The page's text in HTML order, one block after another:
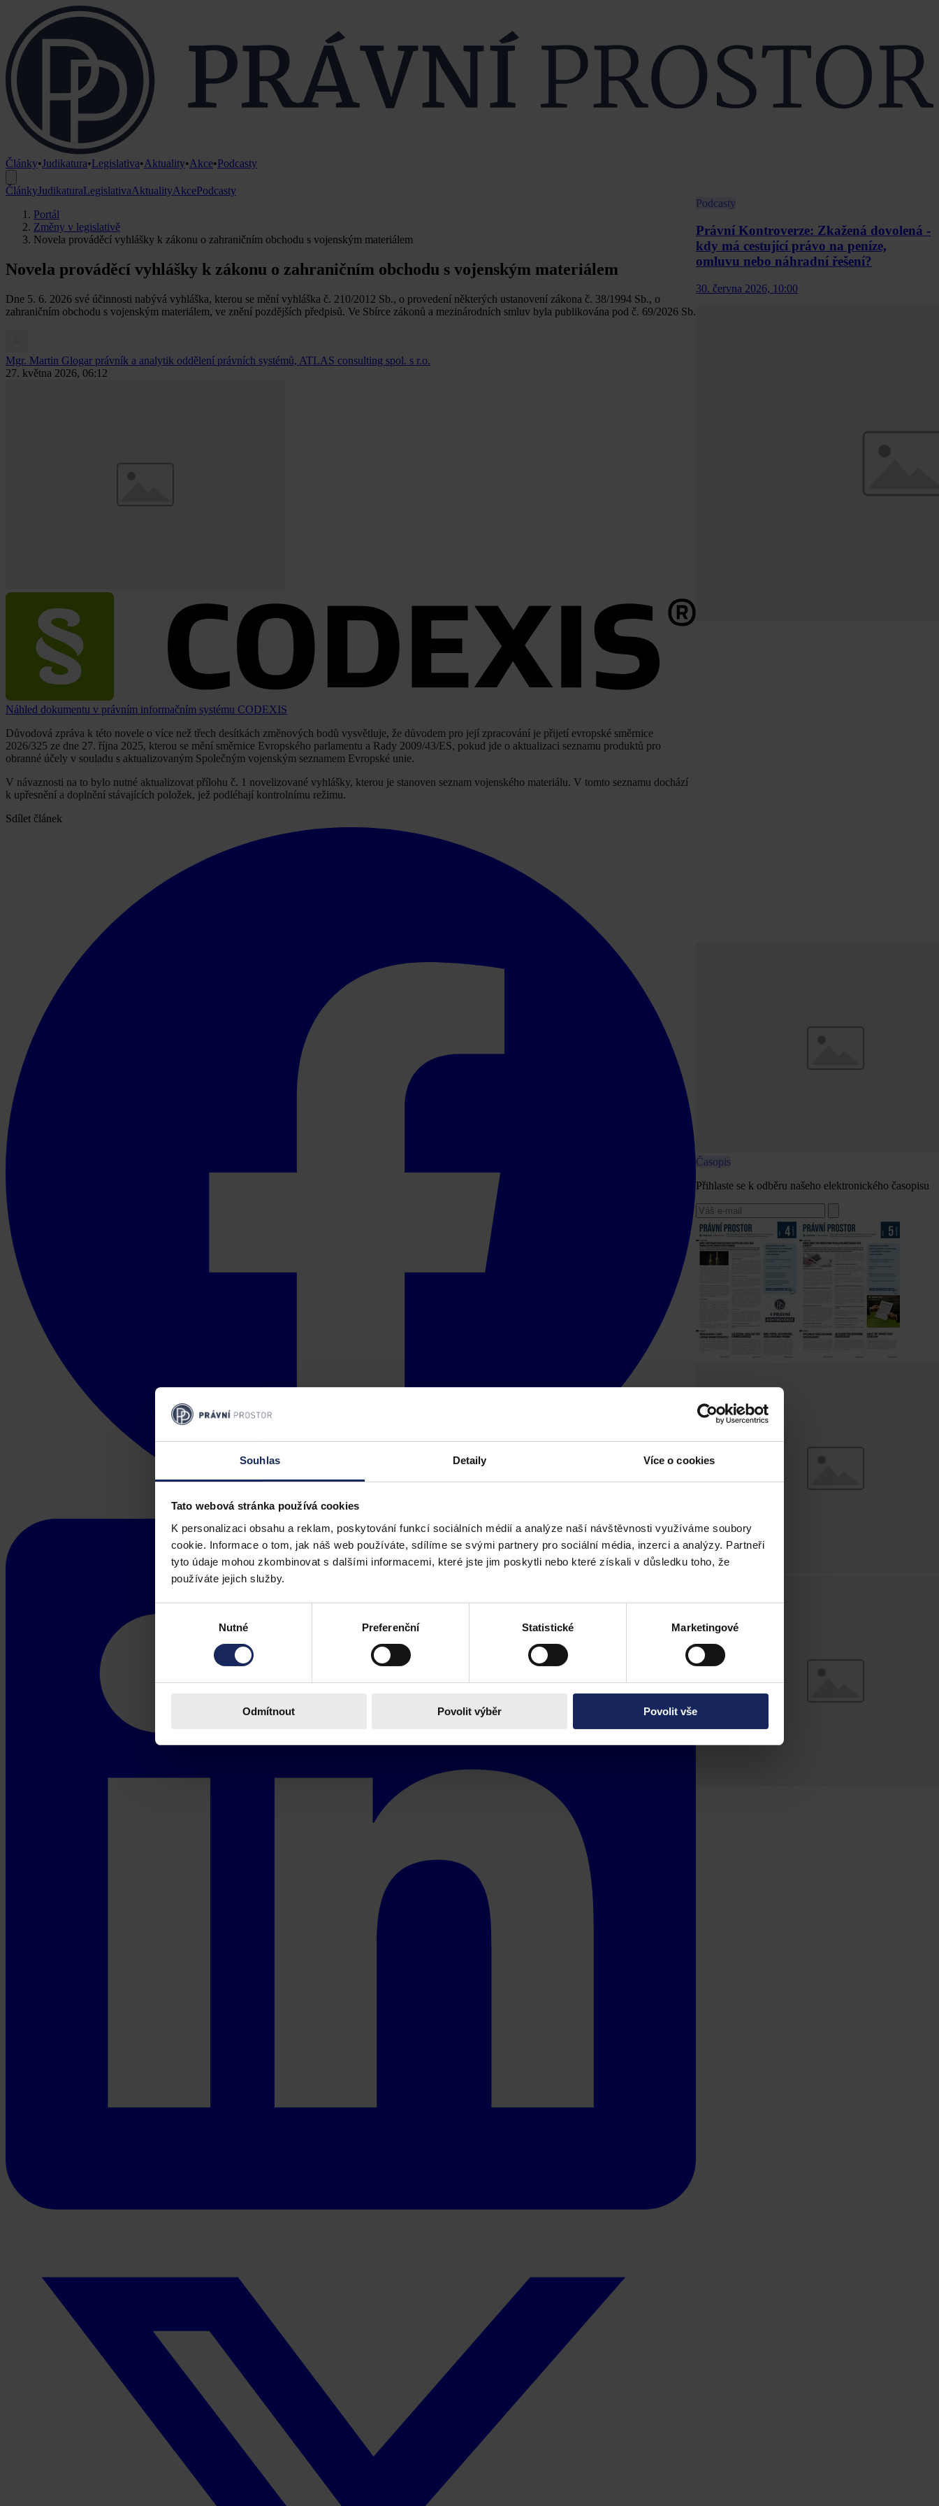
Souhlas Detaily Více o cookies
Tato webová stránka používá cookies
K personalizaci obsahu a reklam, poskytování funkcí sociálních médií a analýze naší návštěvnosti využíváme soubory
cookie. Informace o tom, jak náš web používáte, sdílíme se svými partnery pro sociální média, inzerci a analýzy. Partneři
tyto údaje mohou zkombinovat s dalšími informacemi, které jste jim poskytli nebo které získali v důsledku toho, že
používáte jejich služby.
Nutné Preferenční Statistické Marketingové
Odmítnout Povolit výběr Povolit vše
Články•Judikatura•Legislativa•Aktuality•Akce•Podcasty
ČlánkyJudikaturaLegislativaAktualityAkcePodcasty
Portál
Změny v legislativě
Novela prováděcí vyhlášky k zákonu o zahraničním obchodu s vojenským materiálem
Novela prováděcí vyhlášky k zákonu o zahraničním obchodu s vojenským materiálem
Dne 5. 6. 2026 své účinnosti nabývá vyhláška, kterou se mění vyhláška č. 210/2012 Sb., o provedení některých ustanovení zákona č. 38/1994 Sb., o
zahraničním obchodu s vojenským materiálem, ve znění pozdějších předpisů. Ve Sbírce zákonů a mezinárodních smluv byla publikována pod č. 69/2026 Sb.
Mgr. Martin Glogar právník a analytik oddělení právních systémů, ATLAS consulting spol. s r.o.
27. května 2026, 06:12
Náhled dokumentu v právním informačním systému CODEXIS
Důvodová zpráva k této novele o více než třech desítkách změnových bodů vysvětluje, že důvodem pro její zpracování je přijetí evropské směrnice
2026/325 ze dne 27. října 2025, kterou se mění směrnice Evropského parlamentu a Rady 2009/43/ES, pokud jde o aktualizaci seznamu produktů pro
obranné účely v souladu s aktualizovaným Společným vojenským seznamem Evropské unie.
V návaznosti na to bylo nutné aktualizovat přílohu č. 1 novelizované vyhlášky, kterou je stanoven seznam vojenského materiálu. V tomto seznamu dochází
k upřesnění a doplnění stávajících položek, jež podléhají kontrolnímu režimu.
Sdílet článek
Podcasty
Právní Kontroverze: Zkažená dovolená -
kdy má cestující právo na peníze,
omluvu nebo náhradní řešení?
30. června 2026, 10:00
Časopis
Přihlaste se k odběru našeho elektronického časopisu